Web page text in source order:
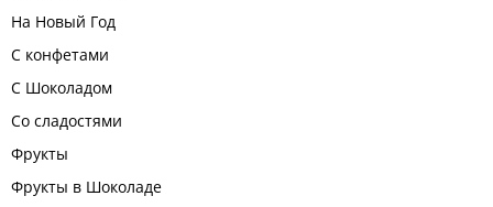
На Новый Год
С конфетами
С Шоколадом
Со сладостями
Фрукты
Фрукты в Шоколаде